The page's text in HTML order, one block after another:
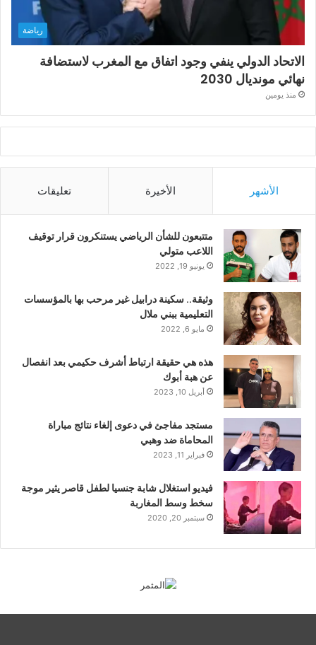
رياضة
الاتحاد الدولي ينفي وجود اتفاق مع المغرب لاستضافة
نهائي مونديال 2030
منذ يومين
الأشهر الأخيرة تعليقات
متتبعون للشأن الرياضي يستنكرون قرار توقيف
اللاعب متولي
يونيو 19, 2022
وثيقة.. سكينة درابيل غير مرحب بها بالمؤسسات
التعليمية ببني ملال
مايو 6, 2022
هذه هي حقيقة ارتباط أشرف حكيمي بعد انفصال
عن هبة أبوك
أبريل 10, 2023
مستجد مفاجئ في دعوى إلغاء نتائج مباراة
المحاماة ضد وهبي
فبراير 11, 2023
فيديو استغلال شابة جنسيا لطفل قاصر يثير موجة
سخط وسط المغاربة
سبتمبر 20, 2020